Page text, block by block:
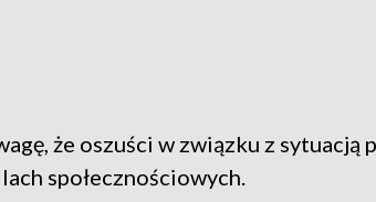
że oszuści w związku z
społecznościowych.